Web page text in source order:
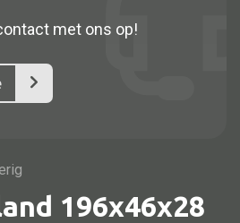
met ons op!
196x46x28